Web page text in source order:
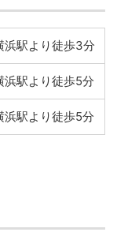
浜駅より徒歩3分
浜駅より徒歩5分
浜駅より徒歩5分